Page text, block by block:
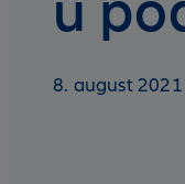
8. august 2021